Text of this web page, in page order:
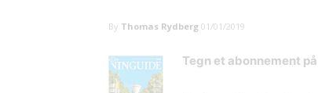
By Thomas Rydberg 01/01/2019
Tegn et abonnement